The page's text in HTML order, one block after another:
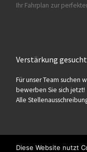
Ihr Fahrplan zur
Verstärkung
Für unser Team suchen
bewerben Sie sich jetzt!
Alle
Diese Website nutzt